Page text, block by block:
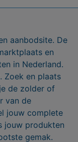
aanbodsite. De
en
in Nederland.
Zoek en plaats
de zolder of
van de
jouw complete
jouw produkten
gemak.